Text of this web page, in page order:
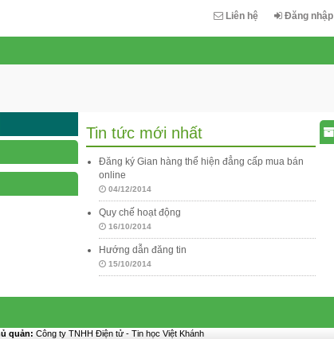
Liên hệ Đăng nhập
Tin tức mới nhất
Đăng ký Gian hàng thể hiện đẳng cấp mua bán
online
04/12/2014
Quy chế hoạt động
16/10/2014
Hướng dẫn đăng tin
15/10/2014
quản: Công ty TNHH Điện tử - Tin học Việt Khánh